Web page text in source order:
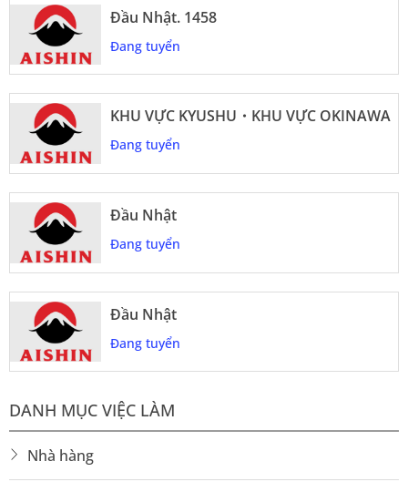
Đầu Nhật. 1458
Đang tuyển
KHU VỰC KYUSHU・KHU VỰC OKINAWA
Đang tuyển
Đầu Nhật
Đang tuyển
Đầu Nhật
Đang tuyển
DANH MỤC VIỆC LÀM
Nhà hàng